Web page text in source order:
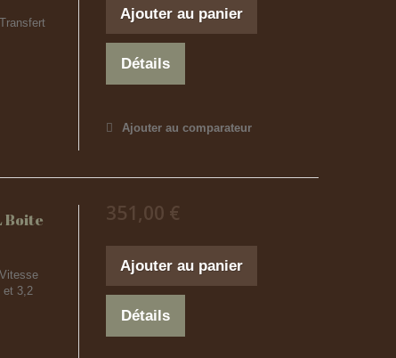
Ajouter au panier
Détails
Ajouter au comparateur
Boite
et 3,2
351,00 €
Ajouter au panier
Détails